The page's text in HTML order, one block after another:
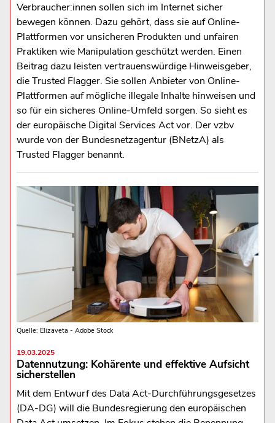
Verbraucher:innen sollen sich im Internet sicher
bewegen können. Dazu gehört, dass sie auf Online-
Plattformen vor unsicheren Produkten und unfairen
Praktiken wie Manipulation geschützt werden. Einen
Beitrag dazu leisten vertrauenswürdige Hinweisgeber,
die Trusted Flagger. Sie sollen Anbieter von Online-
Plattformen auf mögliche illegale Inhalte hinweisen und
so für ein sicheres Online-Umfeld sorgen. So sieht es
der europäische Digital Services Act vor. Der vzbv
wurde von der Bundesnetzagentur (BNetzA) als
Trusted Flagger benannt.
Quelle: Elizaveta - Adobe Stock
19.03.2025
Datennutzung: Kohärente und effektive Aufsicht
sicherstellen
Mit dem Entwurf des Data Act-Durchführungsgesetzes
(DA-DG) will die Bundesregierung den europäischen